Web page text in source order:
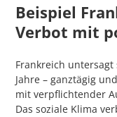
Beispiel
Verbot mit
Frankreich
Jahre – ganztägig
mit verpflichtender
Das soziale Klima